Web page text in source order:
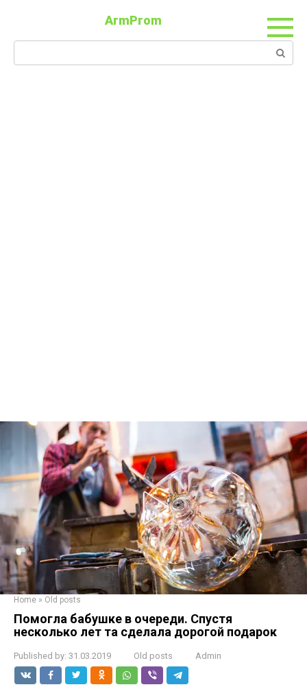
ArmProm
Home » Old posts
Помогла бабушке в очереди. Спустя
несколько лет та сделала дорогой подарок
Published by: 31.03.2019 Old posts Admin